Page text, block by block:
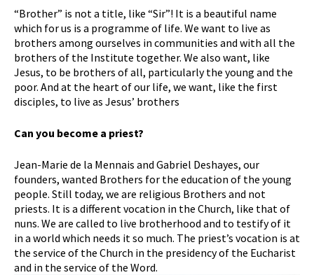
“Brother” is not a title, like “Sir”! It is a beautiful name
which for us is a programme of life. We want to live as
brothers among ourselves in communities and with all the
brothers of the Institute together. We also want, like
Jesus, to be brothers of all, particularly the young and the
poor. And at the heart of our life, we want, like the first
disciples, to live as Jesus’ brothers
Can you become a priest?
Jean-Marie de la Mennais and Gabriel Deshayes, our
founders, wanted Brothers for the education of the young
people. Still today, we are religious Brothers and not
priests. It is a different vocation in the Church, like that of
nuns. We are called to live brotherhood and to testify of it
in a world which needs it so much. The priest’s vocation is at
the service of the Church in the presidency of the Eucharist
and in the service of the Word.